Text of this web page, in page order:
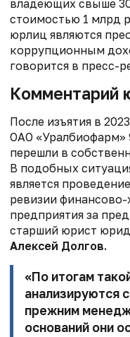
владеющих свыше
стоимостью 1 млрд
юрлиц являются
коррупционным
говорится в пресс-
Комментарий
После изъятия в
ОАО «Уралбиофарм»
перешли в
В подобных
является
ревизии финансово-
предприятия за
старший юрист
Алексей Долгов.
«По итогам
анализируются
прежним
оснований они